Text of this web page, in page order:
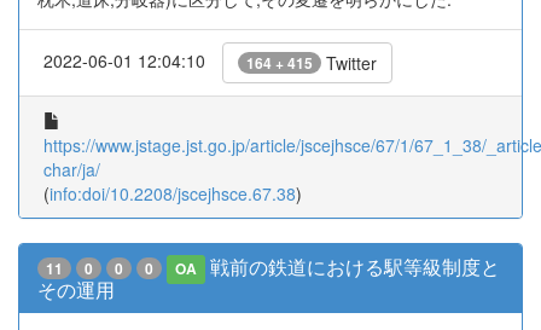
2022-06-01 12:04:10 164 + 415 Twitter
https://www.jstage.jst.go.jp/article/jscejhsce/67/1/67_1_38/
char/ja/
(info:doi/10.2208/jscejhsce.67.38)
11 0 0 0 OA
戦前の鉄道における駅等級制度と
その運用